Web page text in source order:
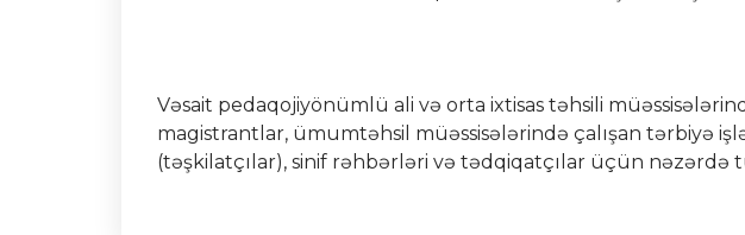
Vəsait pedaqojiyönümlü ali və orta ixtisas təhsili
magistrantlar, ümumtəhsil müəssisələrində çalışan tərbiyə
(təşkilatçılar), sinif rəhbərləri və tədqiqatçılar üçün nəzərdə